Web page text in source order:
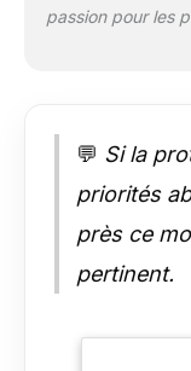
passion pour les
💬 Si la
priorités
près ce
pertinent.